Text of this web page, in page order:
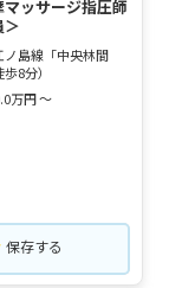
ッサージ指圧師
＞
ノ島線「中央林間
8分）
万円 ～
保存する